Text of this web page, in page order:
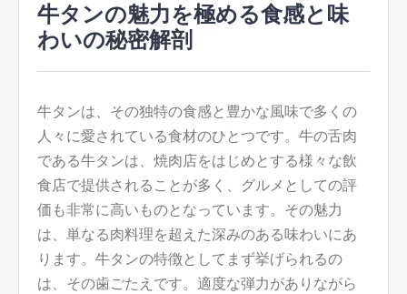
牛タンの魅力を極める食感と味
わいの秘密解剖
牛タンは、その独特の食感と豊かな風味で多くの
人々に愛されている食材のひとつです。 牛の舌肉
である牛タンは、焼肉店をはじめとする様々な飲
食店で提供されることが多く、グルメとしての評
価も非常に高いものとなっています。その魅力
は、単なる肉料理を超えた深みのある味わいにあ
ります。牛タンの特徴としてまず挙げられるの
は、その歯ごたえです。適度な弾力がありながら